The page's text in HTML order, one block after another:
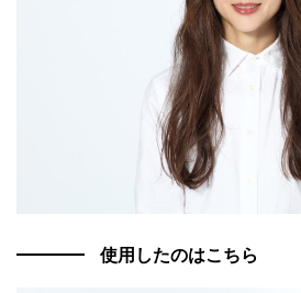
使用したのはこちら